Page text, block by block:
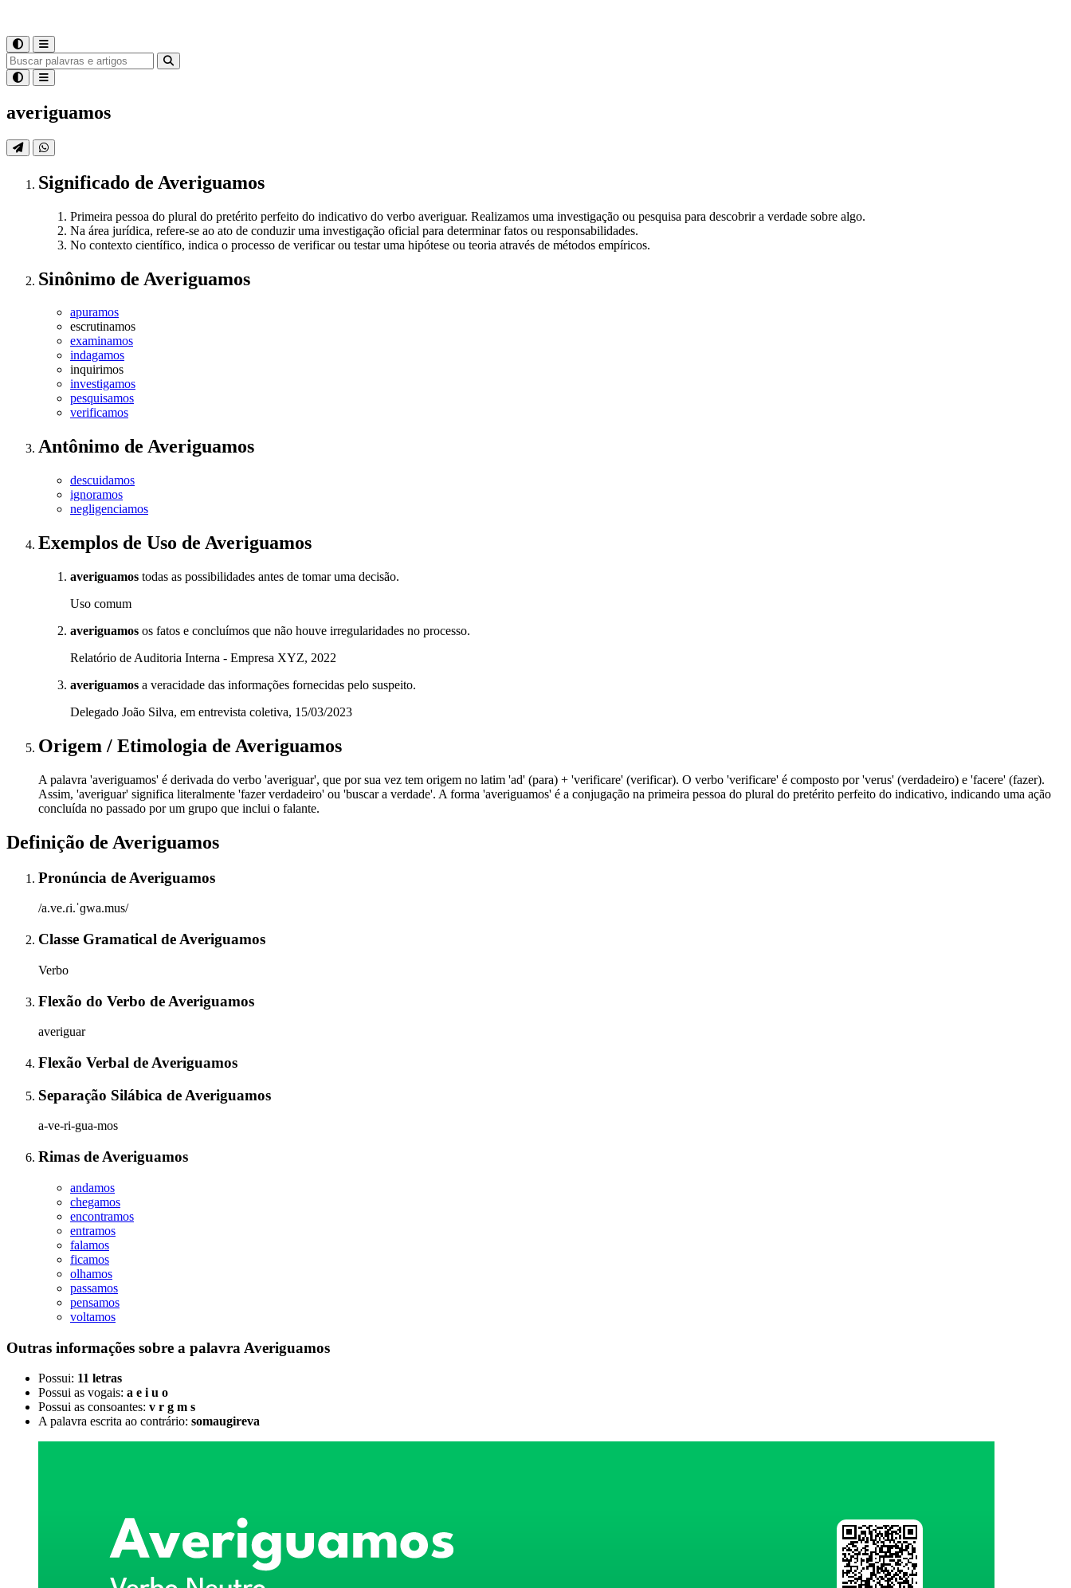
averiguamos
Significado de Averiguamos
Primeira pessoa do plural do pretérito perfeito do indicativo do verbo averiguar. Realizamos uma investigação ou pesquisa para descobrir a verdade sobre algo.
Na área jurídica, refere-se ao ato de conduzir uma investigação oficial para determinar fatos ou responsabilidades.
No contexto científico, indica o processo de verificar ou testar uma hipótese ou teoria através de métodos empíricos.
Sinônimo de Averiguamos
apuramos
escrutinamos
examinamos
indagamos
inquirimos
investigamos
pesquisamos
verificamos
Antônimo de Averiguamos
descuidamos
ignoramos
negligenciamos
Exemplos de Uso de Averiguamos
averiguamos todas as possibilidades antes de tomar uma decisão.
Uso comum
averiguamos os fatos e concluímos que não houve irregularidades no processo.
Relatório de Auditoria Interna - Empresa XYZ, 2022
averiguamos a veracidade das informações fornecidas pelo suspeito.
Delegado João Silva, em entrevista coletiva, 15/03/2023
Origem / Etimologia de Averiguamos
A palavra 'averiguamos' é derivada do verbo 'averiguar', que por sua vez tem origem no latim 'ad' (para) + 'verificare' (verificar). O verbo 'verificare' é composto por 'verus' (verdadeiro) e 'facere' (fazer).
Assim, 'averiguar' significa literalmente 'fazer verdadeiro' ou 'buscar a verdade'. A forma 'averiguamos' é a conjugação na primeira pessoa do plural do pretérito perfeito do indicativo, indicando uma ação
concluída no passado por um grupo que inclui o falante.
Definição de Averiguamos
Pronúncia de Averiguamos
/a.ve.ɾi.ˈɡwa.mus/
Classe Gramatical de Averiguamos
Verbo
Flexão do Verbo de Averiguamos
averiguar
Flexão Verbal de Averiguamos
Separação Silábica de Averiguamos
a-ve-ri-gua-mos
Rimas de Averiguamos
andamos
chegamos
encontramos
entramos
falamos
ficamos
olhamos
passamos
pensamos
voltamos
Outras informações sobre a palavra Averiguamos
Possui: 11 letras
Possui as vogais: a e i u o
Possui as consoantes: v r g m s
A palavra escrita ao contrário: somaugireva